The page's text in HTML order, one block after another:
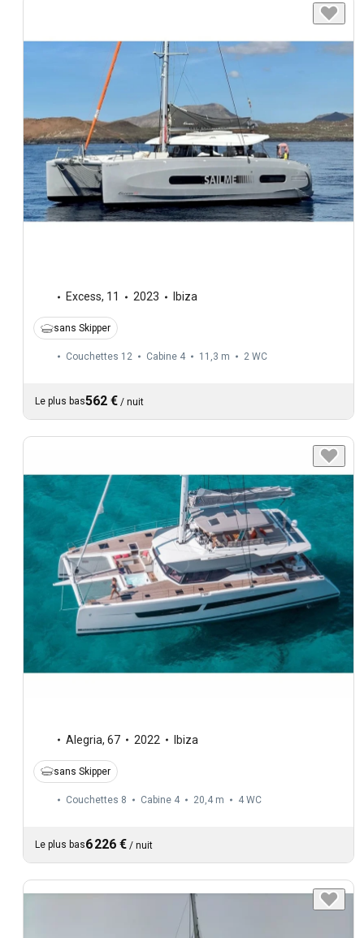
Excess, 11 2023 Ibiza
sans Skipper
Couchettes 12 Cabine 4 11,3 m 2 WC
Le plus bas562 € / nuit
Alegria, 67 2022 Ibiza
sans Skipper
Couchettes 8 Cabine 4 20,4 m 4 WC
Le plus bas6 226 € / nuit